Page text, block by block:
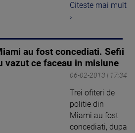
Citeste mai mult
›
au fost concediati. Sefii
vazut ce faceau in misiune
06-02-2013 | 17:34
Trei ofiteri de
politie din
Miami au fost
concediati, dupa